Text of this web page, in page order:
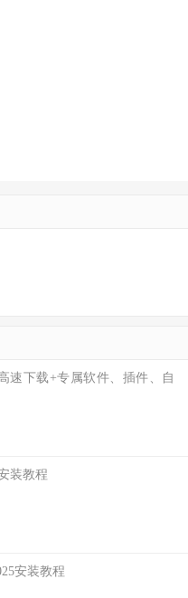
速下载+专属软件、插件、自
装教程
安装教程